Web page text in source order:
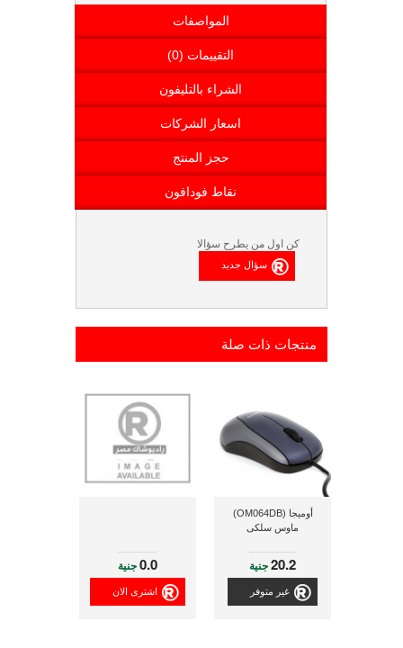
المواصفات
التقييمات (0)
الشراء بالتليفون
اسعار الشركات
حجز المنتج
نقاط فودافون
كن اول من يطرح سؤالا
منتجات ذات صلة
أوميجا (OM064DB)
ماوس سلكى
20.2جنية
غير متوفر
0.0جنية
اشترى الان